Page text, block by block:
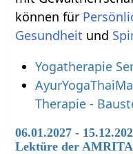
können für
Gesundheit und
Yogatherapie
Therapie -
06.01.2027 -
Lektüre der